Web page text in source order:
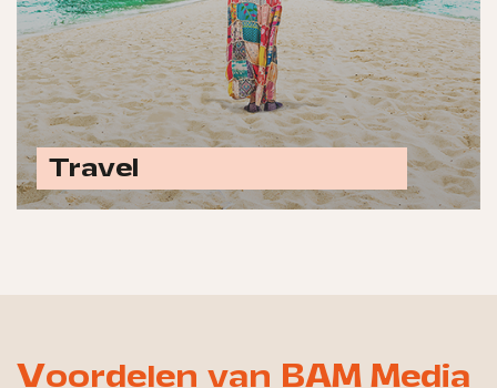
Travel Ontdek alle travel opties
Voordelen van BAM Media